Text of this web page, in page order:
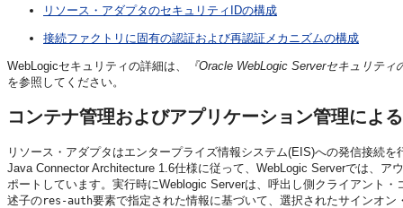
リソース・アダプタのセキュリティIDの構成
接続ファクトリに固有の認証および再認証メカニズムの構成
WebLogicセキュリティの詳細は、
『Oracle WebLogic Serverセキュリティ
を参照してください。
コンテナ管理およびアプリケーション管理によ
リソース・アダプタはエンタープライズ情報システム(EIS)への発信接続
Java Connector Architecture 1.6仕様に従って、WebLogic Serverでは、
ポートしています。 実行時にWeblogic Serverは、呼出し側クライアント
述子のres-auth要素で指定された情報に基づいて、選択されたサインオ